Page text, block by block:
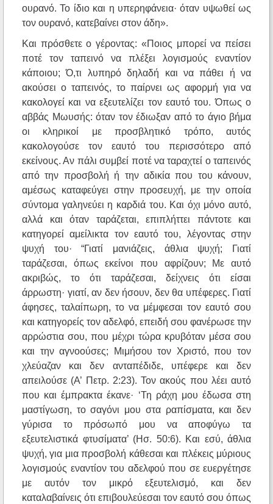
ουρανό. Το ίδιο και η υπερηφάνεια· όταν υψωθεί ως
τον ουρανό, κατεβαίνει στον άδη».
Και πρόσθετε ο γέροντας: «Ποιος μπορεί να πείσει
ποτέ τον ταπεινό να πλέξει λογισμούς εναντίον
κάποιου; Ό,τι λυπηρό δηλαδή και να πάθει ή να
ακούσει ο ταπεινός, το παίρνει ως αφορμή για να
κακολογεί και να εξευτελίζει τον εαυτό του. Όπως ο
αββάς Μωυσής: όταν τον έδιωξαν από το άγιο βήμα
οι κληρικοί με προσβλητικό τρόπο, αυτός
κακολογούσε τον εαυτό του περισσότερο από
εκείνους. Αν πάλι συμβεί ποτέ να ταραχτεί ο ταπεινός
από την προσβολή ή την αδικία που του κάνουν,
αμέσως καταφεύγει στην προσευχή, με την οποία
σύντομα γαληνεύει η καρδιά του. Και όχι μόνο αυτό,
αλλά και όταν ταράζεται, επιπλήττει πάντοτε και
κατηγορεί αμείλικτα τον εαυτό του, λέγοντας στην
ψυχή του· “Γιατί μανιάζεις, άθλια ψυχή; Γιατί
ταράζεσαι, όπως εκείνοι που αφρίζουν; Με αυτό
ακριβώς, το ότι ταράζεσαι, δείχνεις ότι είσαι
άρρωστη· γιατί, αν δεν ήσουν, δεν θα υπέφερες. Γιατί
άφησες, ταλαίπωρη, το να μέμφεσαι τον εαυτό σου
και κατηγορείς τον αδελφό, επειδή σου φανέρωσε την
αρρώστια σου, που μέχρι τώρα κρυβόταν μέσα σου
και την αγνοούσες; Μιμήσου τον Χριστό, που τον
χλεύαζαν και δεν ανταπέδιδε, υπέφερε και δεν
απειλούσε (Α’ Πετρ. 2:23). Τον ακούς που λέει αυτό
που και έμπρακτα έκανε· ‘Τη ράχη μου έδωσα στη
μαστίγωση, το σαγόνι μου στα ραπίσματα, και δεν
γύρισα το πρόσωπό μου να αποφύγω τα
εξευτελιστικά φτυσίματα’ (Ησ. 50:6). Και εσύ, άθλια
ψυχή, για μια προσβολή κάθεσαι και πλέκεις μύριους
λογισμούς εναντίον του αδελφού που σε ευεργέτησε
με αυτόν τον μικρό εξευτελισμό, και δεν
καταλαβαίνεις ότι επιβουλεύεσαι τον εαυτό σου όπως